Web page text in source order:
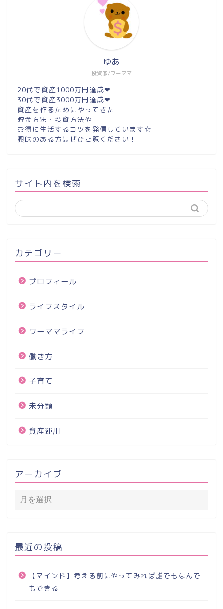
投資家/ワーママ
ゆあ
20代で資産1000万円達成❤︎
30代で資産3000万円達成❤︎
資産を作るためにやってきた
貯金方法・投資方法や
お得に生活するコツを発信しています☆
興味のある方はぜひご覧ください！
サイト内を検索
カテゴリー
プロフィール
ライフスタイル
ワーママライフ
働き方
子育て
未分類
資産運用
アーカイブ
最近の投稿
【マインド】考える前にやってみれば誰でもなんで
もできる